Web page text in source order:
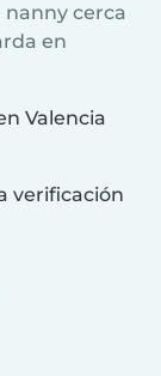
cerca
en
Valencia
verificación